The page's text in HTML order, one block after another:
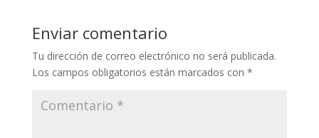
Enviar comentario
Tu dirección de correo electrónico no será publicada.
Los campos obligatorios están marcados con *